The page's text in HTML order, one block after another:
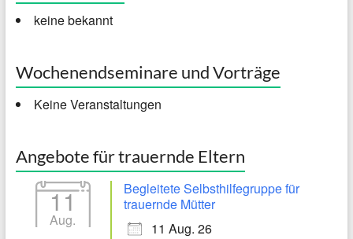
keine bekannt
Wochenendseminare und Vorträge
Keine Veranstaltungen
Angebote für trauernde Eltern
11
Aug.
Begleitete Selbsthilfegruppe für
trauernde Mütter
11 Aug. 26